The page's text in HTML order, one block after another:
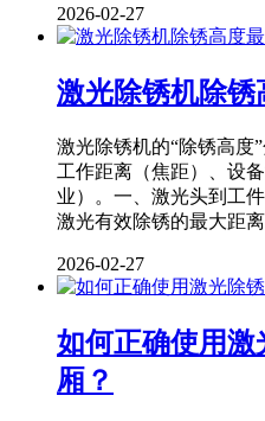
2026-02-27
激光除锈机除
激光除锈机的“除锈高度
工作距离（焦距）、设
业）。一、激光头到工
激光有效除锈的最大距
2026-02-27
如何正确使用
厢？